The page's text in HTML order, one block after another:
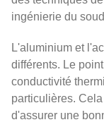
ingénierie du
L'aluminium et
différents. Le
conductivité
particulières.
d'assurer une